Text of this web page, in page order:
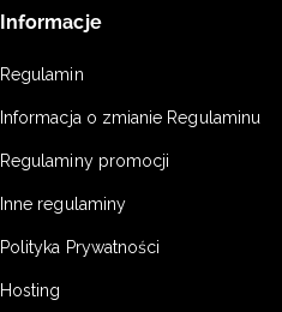
Informacje
Regulamin
Informacja o zmianie Regulaminu
Regulaminy promocji
Inne regulaminy
Polityka Prywatności
Hosting